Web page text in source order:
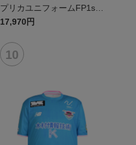
プリカユニフォームFP1st
No.16 西澤 健太
17,970円